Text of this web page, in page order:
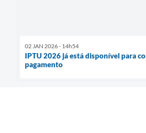
02 JAN 2026 - 14h54
IPTU 2026 já está disponível para
pagamento